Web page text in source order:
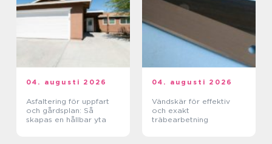
04. augusti 2026
Asfaltering för uppfart
och gårdsplan: Så
skapas en hållbar yta
04. augusti 2026
Vändskär för effektiv
och exakt
träbearbetning